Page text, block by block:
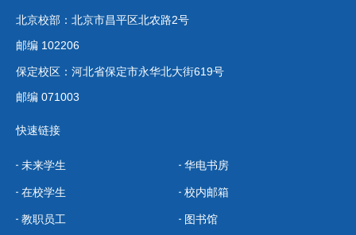
北京校部：北京市昌平区北农路2号
邮编 102206
保定校区：河北省保定市永华北大街619号
邮编 071003
快速链接
未来学生
在校学生
教职员工
华电书房
校内邮箱
图书馆